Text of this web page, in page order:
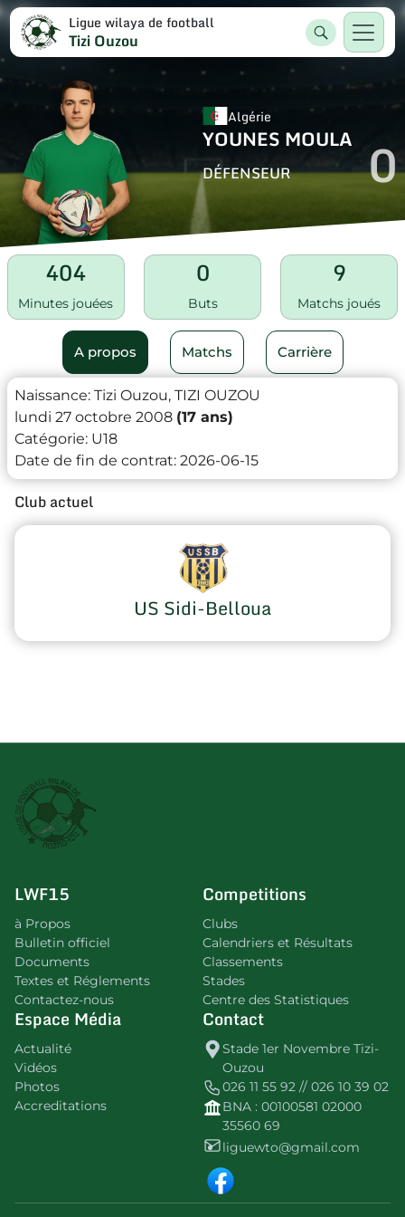
Ligue wilaya de football
Tizi Ouzou
Algérie
YOUNES MOULA
DÉFENSEUR 0
404
Minutes jouées
0
Buts
9
Matchs joués
A propos Matchs Carrière
Naissance: Tizi Ouzou, TIZI OUZOU
lundi 27 octobre 2008 (17 ans)
Catégorie: U18
Date de fin de contrat: 2026-06-15
Club actuel
US Sidi-Belloua
LWF15
à Propos
Bulletin officiel
Documents
Textes et Réglements
Contactez-nous
Competitions
Clubs
Calendriers et Résultats
Classements
Stades
Centre des Statistiques
Espace Média
Actualité
Vidéos
Photos
Accreditations
Contact
Stade 1er Novembre Tizi-
Ouzou
026 11 55 92 // 026 10 39 02
BNA : 00100581 02000
35560 69
liguewto@gmail.com